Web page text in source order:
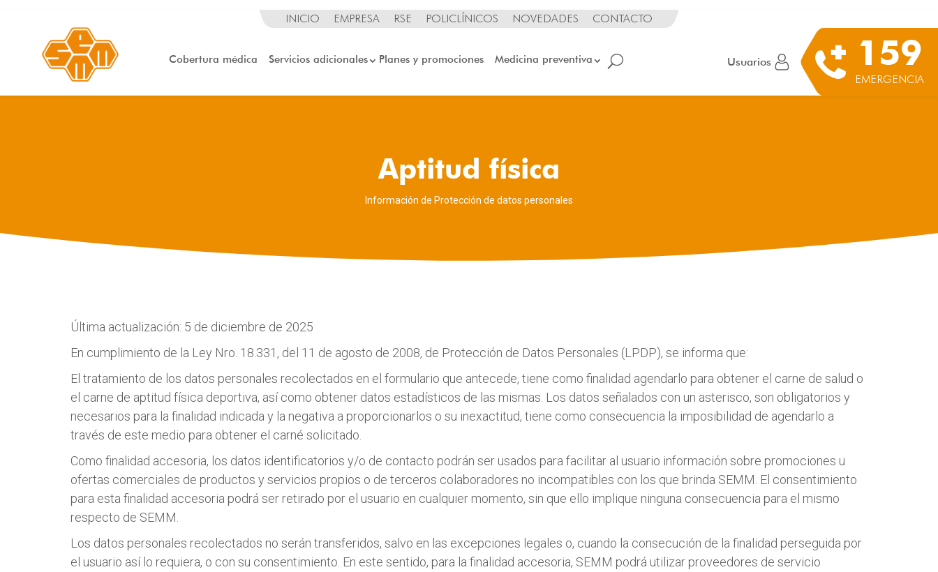
INICIO EMPRESA RSE POLICLÍNICOS NOVEDADES CONTACTO
Cobertura médica Servicios adicionales Planes y promociones Medicina preventiva Usuarios 159
EMERGENCIA
Aptitud física
Información de Protección de datos personales
Última actualización: 5 de diciembre de 2025
En cumplimiento de la Ley Nro. 18.331, del 11 de agosto de 2008, de Protección de Datos Personales (LPDP), se informa que:
El tratamiento de los datos personales recolectados en el formulario que antecede, tiene como finalidad agendarlo para obtener el carne de salud o
el carne de aptitud física deportiva, así como obtener datos estadísticos de las mismas. Los datos señalados con un asterisco, son obligatorios y
necesarios para la finalidad indicada y la negativa a proporcionarlos o su inexactitud, tiene como consecuencia la imposibilidad de agendarlo a
través de este medio para obtener el carné solicitado.
Como finalidad accesoria, los datos identificatorios y/o de contacto podrán ser usados para facilitar al usuario información sobre promociones u
ofertas comerciales de productos y servicios propios o de terceros colaboradores no incompatibles con los que brinda SEMM. El consentimiento
para esta finalidad accesoria podrá ser retirado por el usuario en cualquier momento, sin que ello implique ninguna consecuencia para el mismo
respecto de SEMM.
Los datos personales recolectados no serán transferidos, salvo en las excepciones legales o, cuando la consecución de la finalidad perseguida por
el usuario así lo requiera, o con su consentimiento. En este sentido, para la finalidad accesoria, SEMM podrá utilizar proveedores de servicio